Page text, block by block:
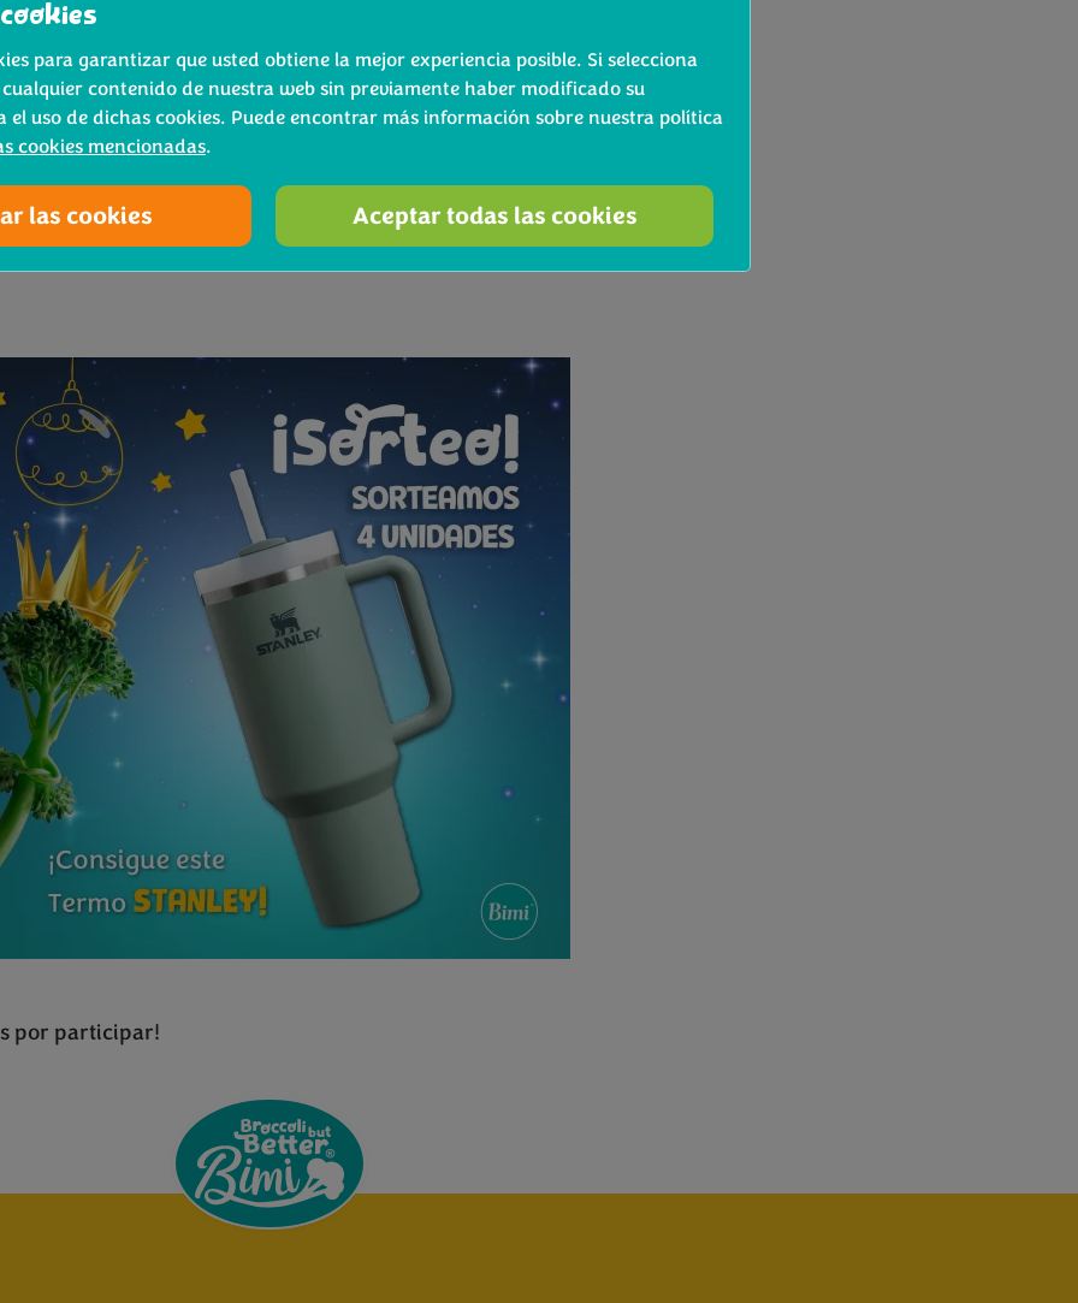
✅Sigue a Bimi en Instagram (@bimi_es)
1 amigos/familiares en los comentarios (Ejemplo: @gpardo41).
✅Dale ‘Me Gusta’ a la publicación del sorteo.
poarticipar hasta el día 6 de enero de 2025 a las 23:59
por participar!
para garantizar que usted obtiene la mejor experiencia posible. Si selecciona
contenido de nuestra web sin previamente haber modificado su
el uso de dichas cookies. Puede encontrar más información sobre nuestra política
cookies mencionadas.
las cookies Aceptar todas las cookies